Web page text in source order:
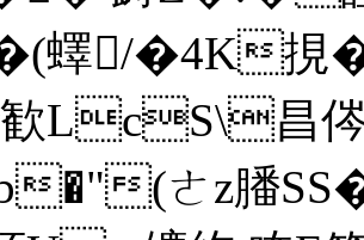
蠌/�4K挸
LcS\昌侺
�"(ㄜz膰